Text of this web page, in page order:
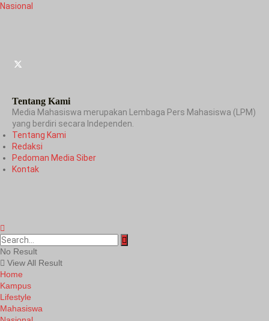
Nasional
Tentang Kami
Media Mahasiswa merupakan Lembaga Pers Mahasiswa (LPM)
yang berdiri secara Independen.
Tentang Kami
Redaksi
Pedoman Media Siber
Kontak
No Result
View All Result
Home
Kampus
Lifestyle
Mahasiswa